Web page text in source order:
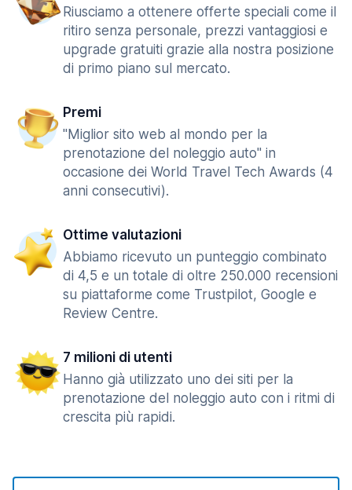
Riusciamo a ottenere offerte speciali come il
ritiro senza personale, prezzi vantaggiosi e
upgrade gratuiti grazie alla nostra posizione
di primo piano sul mercato.
Premi
"Miglior sito web al mondo per la
prenotazione del noleggio auto" in
occasione dei World Travel Tech Awards (4
anni consecutivi).
Ottime valutazioni
Abbiamo ricevuto un punteggio combinato
di 4,5 e un totale di oltre 250.000 recensioni
su piattaforme come Trustpilot, Google e
Review Centre.
7 milioni di utenti
Hanno già utilizzato uno dei siti per la
prenotazione del noleggio auto con i ritmi di
crescita più rapidi.